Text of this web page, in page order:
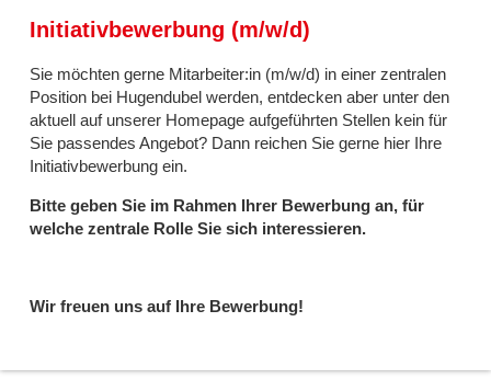
Initiativbewerbung (m/w/d)
Sie möchten gerne Mitarbeiter:in (m/w/d) in einer zentralen
Position bei Hugendubel werden, entdecken aber unter den
aktuell auf unserer Homepage aufgeführten Stellen kein für
Sie passendes Angebot? Dann reichen Sie gerne hier Ihre
Initiativbewerbung ein.
Bitte geben Sie im Rahmen Ihrer Bewerbung an, für
welche zentrale Rolle Sie sich interessieren.
Wir freuen uns auf Ihre Bewerbung!